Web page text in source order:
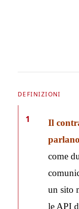
DEFINIZIONI
1
Il
come
un sito
le API